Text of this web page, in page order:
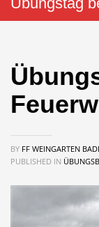
BY FF WEINGARTEN
PUBLISHED IN